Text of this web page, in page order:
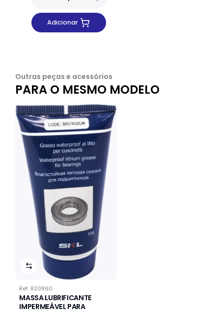
Adicionar
Outras peças e acessórios
PARA O MESMO MODELO
Ref. 820860
MASSA LUBRIFICANTE
IMPERMEÁVEL PARA